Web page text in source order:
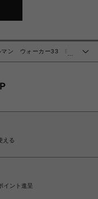
…
マン ウォーカー33 BK
える
イント進呈